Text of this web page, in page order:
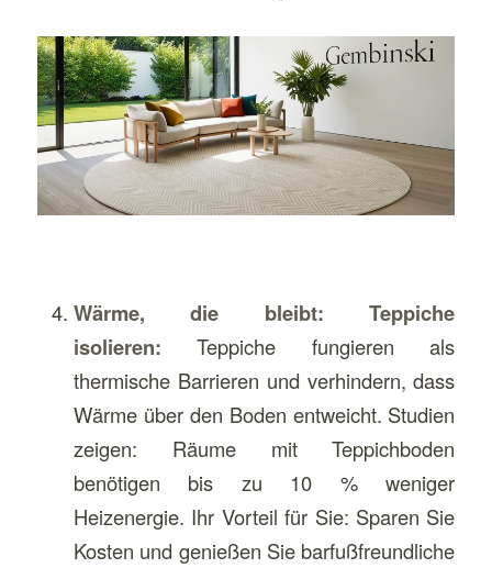
Wärme, die bleibt: Teppiche
isolieren:Teppiche fungieren als
thermische Barrieren und verhindern, dass
Wärme über den Boden entweicht. Studien
zeigen: Räume mit Teppichboden
benötigen bis zu 10 % weniger
Heizenergie. Ihr Vorteil für Sie: Sparen Sie
Kosten und genießen Sie barfußfreundliche